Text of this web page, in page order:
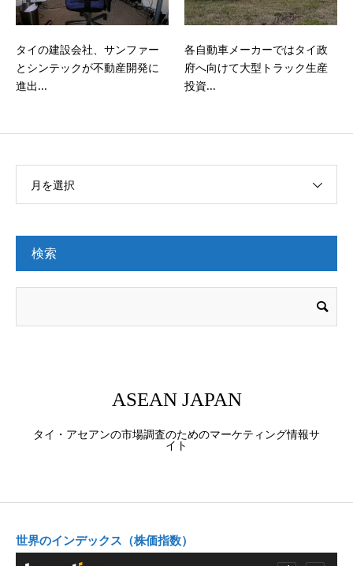
タイの建設会社、サンファー
とシンテックが不動産開発に
進出...
各自動車メーカーではタイ政
府へ向けて大型トラック生産
投資...
月を選択
検索
ASEAN JAPAN
タイ・アセアンの市場調査のためのマーケティング情報サ
イト
世界のインデックス（株価指数）